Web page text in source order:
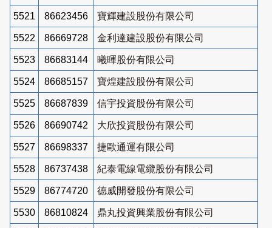
5521 86623456 寶輝建設股份有限公司
5522 86669728 金利達建設股份有限公司
5523 86683144 曦暉股份有限公司
5524 86685157 寶煌建設股份有限公司
5525 86687839 信宇投資股份有限公司
5526 86690742 大欣投資股份有限公司
5527 86698337 捷歐通運有限公司
5528 86737438 紀泰電線電纜股份有限公司
5529 86774720 德威開發股份有限公司
5530 86810824 鼎丸投資興業股份有限公司